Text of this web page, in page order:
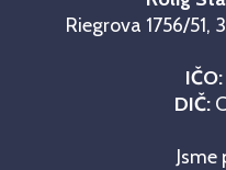
Riegrova 1756/51,
IČO:
DIČ:
Jsme